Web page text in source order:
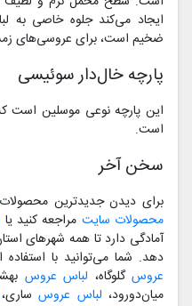
ایجاد می‌کند جلوه خاصی به
ضخیم است، برای عروسی‌های
پارچه خال‌دار سوئیسی
این پارچه نوعی موسلین است
است.
سخن آخر
برای دیدن جدیدترین
محصولات سایت مراجعه کنید یا
آمادگی دارد تا همه شهرهای
دهد. شما می‌توانید با
عروسگلوگاه، لباس عروس
میان‌دورود، لباس عروس ساری،